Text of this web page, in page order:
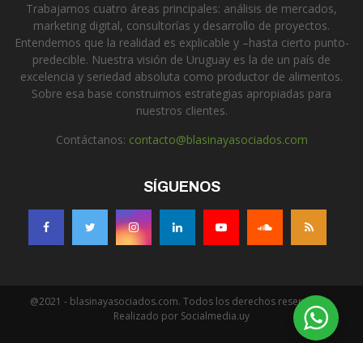
Trabajamos cuatro áreas principales: análisis de mercados,
marketing digital, consultorías y desarrollo de proyectos.
Entendemos que la realidad es explicable y –hasta cierto punto-
predecible. Nuestra visión de Uruguay es la de un país de
excelencia y seriedad absoluta como productor de alimentos.
Sobre esa base construimos estrategias apropiadas para
nuestros clientes.
Contáctanos: contacto@blasinayasociados.com
SÍGUENOS
@2021 - blasinayasociados.com. Todos los derechos reservados.
Realizado por Socialmedia.uy